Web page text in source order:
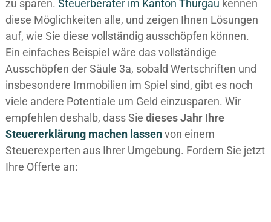
zu sparen. Steuerberater im K anton Thurgau kennen
diese Möglichkeiten alle, und zeigen Ihnen Lösungen
auf, wie Sie diese vollständig ausschöpfen können.
Ein einfaches Beispiel wäre das vollständige
Ausschöpfen der Säule 3a, sobald Wertschriften und
insbesondere Immobilien im Spiel sind, gibt es noch
viele andere Potentiale um Geld einzusparen. Wir
empfehlen deshalb, dass Sie diesesJahr Ihre
Steuererklärung machen lassenvon einem
Steuerexperten aus Ihrer Umgebung. Fordern Sie jetzt
Ihre Offerte an: